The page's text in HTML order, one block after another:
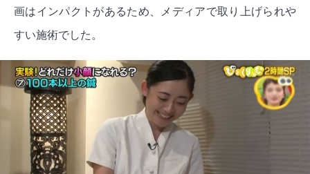
画はインパクトがあるため、メディアで取り上げられや
すい施術でした。